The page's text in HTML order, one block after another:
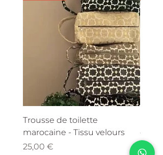
Trousse de toilette
marocaine - Tissu velours
Prix
25,00 €
en
Prix
30,90